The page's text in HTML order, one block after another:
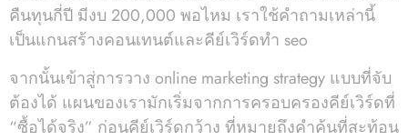
คืนทุนกี่ปี มีงบ 200,000 พอไหม เราใช้คำถามเหล่านี้
เป็นแกนสร้างคอนเทนต์และคีย์เวิร์ดทำ seo
จากนั้นเข้าสู่การวาง online marketing strategy แบบที่จับ
ต้องได้ แผนของเรามักเริ่มจากการครอบครองคีย์เวิร์ดที่
“ซื้อได้จริง” ก่อนคีย์เวิร์ดกว้าง ที่หมายถึงคำค้นที่สะท้อน